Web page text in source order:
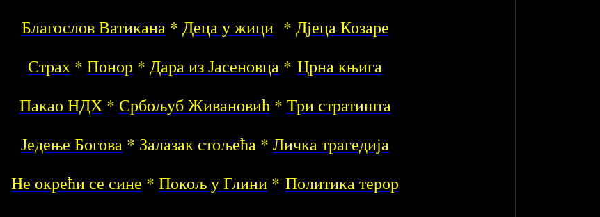
Благослов Ватикана* Деца у жици* Дјеца Козаре
Страх * Понор * Дара из Јасеновца * Црна књига
Пакао НДХ* Србољуб Живановић* Три стратишта
Једење Богова * Залазак стољећа * Личка трагедија
Не окрећи се сине * Покољ у Глини * Политика терор